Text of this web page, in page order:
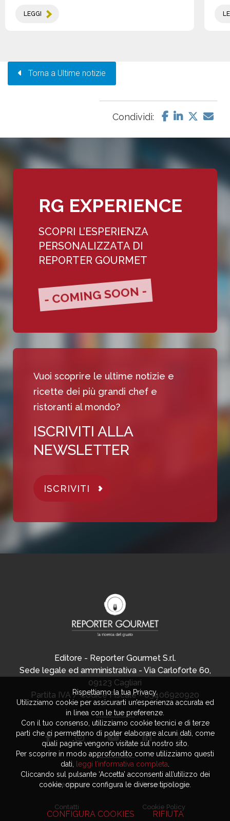
LEGGI
Torna a Ultime notizie
Condividi:
RG EXPERIENCE
SCOPRI L’ESPERIENZA
PERSONALIZZATA DI
REPORTER GOURMET
- COMING SOON -
Vuoi scoprire le ultime notizie e
ricette dei più grandi chef e
ristoranti al mondo?
ISCRIVITI ALLA
NEWSLETTER
ISCRIVITI
Editore - Reporter Gourmet S.r.l.
Sede legale ed amministrativa - Via Carloforte 60,
09123 Cagliari
Partita IVA / Codice Fiscale - 03406920920
Advertising
Contatti
Privacy Policy
Cookie Policy
Rispettiamo la tua Privacy.
Utilizziamo cookie per assicurarti un’esperienza accurata ed
in linea con le tue preferenze.
Con il tuo consenso, utilizziamo cookie tecnici e di terze
parti che ci permettono di poter elaborare alcuni dati, come
quali pagine vengono visitate sul nostro sito.
Per scoprire in modo approfondito come utilizziamo questi
dati,
leggi l’informativa completa
Cliccando sul pulsante ‘Accetta’ acconsenti all’utilizzo dei
cookie, oppure configura le diverse tipologie.
CONFIGURA COOKIES RIFIUTA